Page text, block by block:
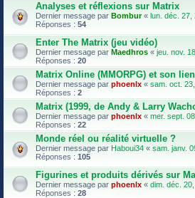
Analyses et réflexions sur Matrix
Dernier message par Bombur« lun. déc. 27,
Réponses : 54
Enter The Matrix (jeu vidéo)
Dernier message par Maedhros « jeu. nov.
Réponses : 20
Matrix Online (MMORPG) et son
Dernier message par phoenlx « sam. oct.
Réponses : 2
Matrix (1999, de Andy & Larry
Dernier message par phoenlx « mer. sept.
Réponses : 22
Monde réel ou réalité virtuelle ?
Dernier message par Haboui34 « sam. janv.
Réponses : 105
Figurines et produits dérivés sur
Dernier message par phoenlx « dim. déc.
Réponses : 28